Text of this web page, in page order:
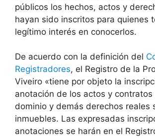
públicos los hechos, actos y
hayan sido inscritos para quienes
legítimo interés en conocerlos.
De acuerdo con la definición del
Registradores, el Registro de la
Viveiro «tiene por objeto la
anotación de los actos y contratos
dominio y demás derechos reales
inmuebles. Las expresadas
anotaciones se harán en el